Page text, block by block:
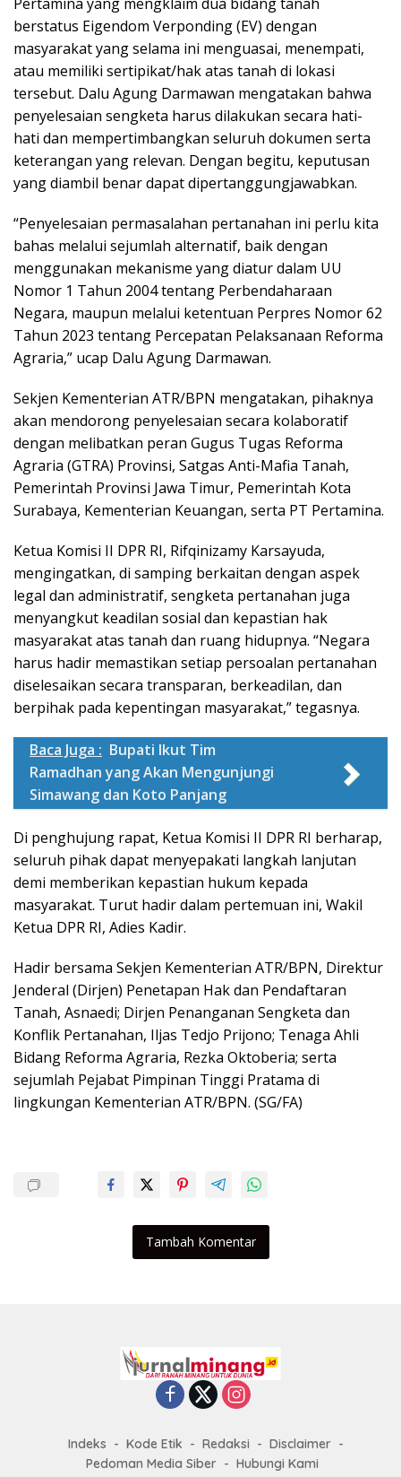
berstatus Eigendom Verponding (EV) dengan
masyarakat yang selama ini menguasai, menempati,
atau memiliki sertipikat/hak atas tanah di lokasi
tersebut. Dalu Agung Darmawan mengatakan bahwa
penyelesaian sengketa harus dilakukan secara hati-
hati dan mempertimbangkan seluruh dokumen serta
keterangan yang relevan. Dengan begitu, keputusan
yang diambil benar dapat dipertanggungjawabkan.
“Penyelesaian permasalahan pertanahan ini perlu kita
bahas melalui sejumlah alternatif, baik dengan
menggunakan mekanisme yang diatur dalam UU
Nomor 1 Tahun 2004 tentang Perbendaharaan
Negara, maupun melalui ketentuan Perpres Nomor 62
Tahun 2023 tentang Percepatan Pelaksanaan Reforma
Agraria,” ucap Dalu Agung Darmawan.
Sekjen Kementerian ATR/BPN mengatakan, pihaknya
akan mendorong penyelesaian secara kolaboratif
dengan melibatkan peran Gugus Tugas Reforma
Agraria (GTRA) Provinsi, Satgas Anti-Mafia Tanah,
Pemerintah Provinsi Jawa Timur, Pemerintah Kota
Surabaya, Kementerian Keuangan, serta PT Pertamina.
Ketua Komisi II DPR RI, Rifqinizamy Karsayuda,
mengingatkan, di samping berkaitan dengan aspek
legal dan administratif, sengketa pertanahan juga
menyangkut keadilan sosial dan kepastian hak
masyarakat atas tanah dan ruang hidupnya. “Negara
harus hadir memastikan setiap persoalan pertanahan
diselesaikan secara transparan, berkeadilan, dan
berpihak pada kepentingan masyarakat,” tegasnya.
Baca Juga : Bupati Ikut Tim
Ramadhan yang Akan Mengunjungi
Simawang dan Koto Panjang
Di penghujung rapat, Ketua Komisi II DPR RI berharap,
seluruh pihak dapat menyepakati langkah lanjutan
demi memberikan kepastian hukum kepada
masyarakat. Turut hadir dalam pertemuan ini, Wakil
Ketua DPR RI, Adies Kadir.
Hadir bersama Sekjen Kementerian ATR/BPN, Direktur
Jenderal (Dirjen) Penetapan Hak dan Pendaftaran
Tanah, Asnaedi; Dirjen Penanganan Sengketa dan
Konflik Pertanahan, Iljas Tedjo Prijono; Tenaga Ahli
Bidang Reforma Agraria, Rezka Oktoberia; serta
sejumlah Pejabat Pimpinan Tinggi Pratama di
lingkungan Kementerian ATR/BPN. (SG/FA)
Tambah Komentar
Indeks Kode Etik Redaksi
Disclaimer
Pedoman Media Siber
Hubungi Kami